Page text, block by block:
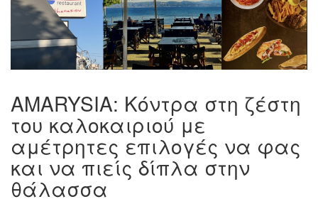
AMARYSIA: Κόντρα στη ζέστη
του καλοκαιριού με
αμέτρητες επιλογές να φας
και να πιείς δίπλα στην
θάλασσα